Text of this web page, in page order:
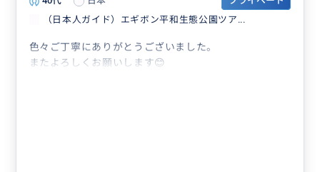
（日本人ガイド）エギボン平和生態公園ツア...
色々ご丁寧にありがとうございました。
またよろしくお願いします😊